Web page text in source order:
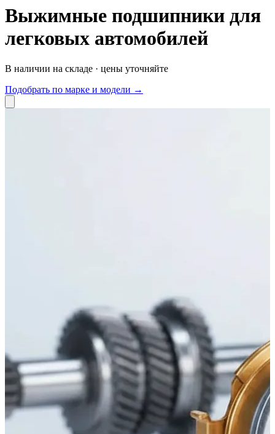
Выжимные подшипники для
легковых автомобилей
В наличии на складе · цены уточняйте
Подобрать по марке и модели →